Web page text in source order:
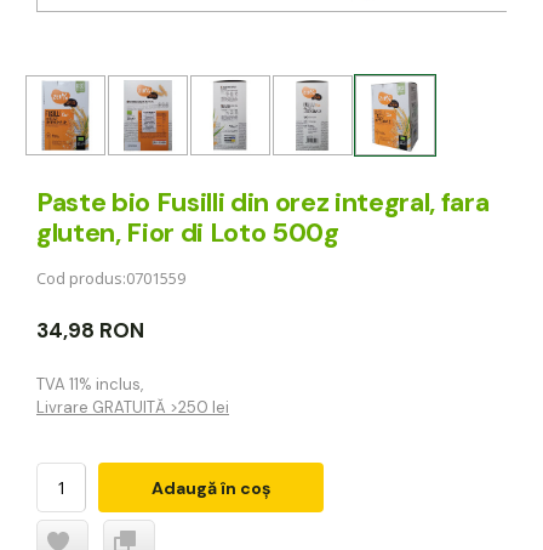
Paste bio Fusilli din orez integral, fara
gluten, Fior di Loto 500g
Cod produs:0701559
34,98 RON
TVA 11% inclus,
Livrare GRATUITĂ >250 lei
Adaugă în coș